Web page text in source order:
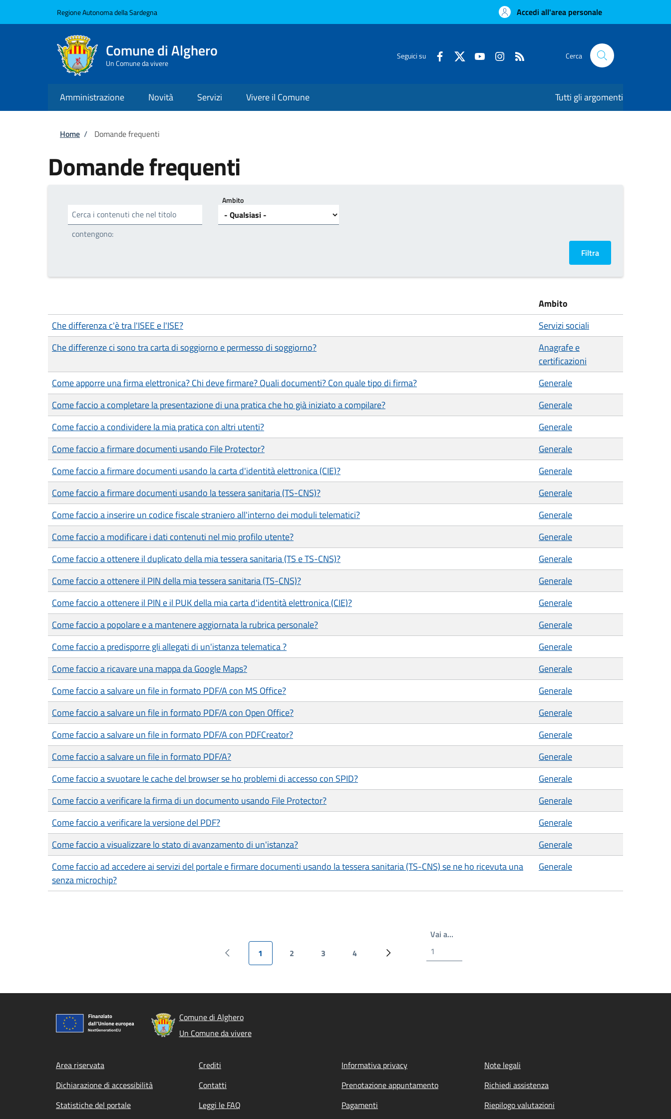
Regione Autonoma della Sardegna Accedi all'area personale
Comune di Alghero
Un Comune da vivere
Seguici su Cerca
Amministrazione Novità Servizi Vivere il Comune Tutti gli argomenti
Briciole di pane
Home / Domande frequenti
Domande frequenti
Cerca i contenuti che nel titolo
contengono:
Ambito
Ambito
Che differenza c'è tra l'ISEE e l'ISE?
Servizi sociali
Che differenze ci sono tra carta di soggiorno e permesso di soggiorno?
Anagrafe e
certificazioni
Come apporre una firma elettronica? Chi deve firmare? Quali documenti? Con quale tipo di firma?
Generale
Come faccio a completare la presentazione di una pratica che ho già iniziato a compilare?
Generale
Come faccio a condividere la mia pratica con altri utenti?
Generale
Come faccio a firmare documenti usando File Protector?
Generale
Come faccio a firmare documenti usando la carta d'identità elettronica (CIE)?
Generale
Come faccio a firmare documenti usando la tessera sanitaria (TS-CNS)?
Generale
Come faccio a inserire un codice fiscale straniero all'interno dei moduli telematici?
Generale
Come faccio a modificare i dati contenuti nel mio profilo utente?
Generale
Come faccio a ottenere il duplicato della mia tessera sanitaria (TS e TS-CNS)?
Generale
Come faccio a ottenere il PIN della mia tessera sanitaria (TS-CNS)?
Generale
Come faccio a ottenere il PIN e il PUK della mia carta d'identità elettronica (CIE)?
Generale
Come faccio a popolare e a mantenere aggiornata la rubrica personale?
Generale
Come faccio a predisporre gli allegati di un'istanza telematica ?
Generale
Come faccio a ricavare una mappa da Google Maps?
Generale
Come faccio a salvare un file in formato PDF/A con MS Office?
Generale
Come faccio a salvare un file in formato PDF/A con Open Office?
Generale
Come faccio a salvare un file in formato PDF/A con PDFCreator?
Generale
Come faccio a salvare un file in formato PDF/A?
Generale
Come faccio a svuotare le cache del browser se ho problemi di accesso con SPID?
Generale
Come faccio a verificare la firma di un documento usando File Protector?
Generale
Come faccio a verificare la versione del PDF?
Generale
Come faccio a visualizzare lo stato di avanzamento di un'istanza?
Generale
Come faccio ad accedere ai servizi del portale e firmare documenti usando la tessera sanitaria (TS-CNS) se ne ho ricevuta una
senza microchip?
Generale
Pagina precedente
Pagina attuale
1
Pagina
2
Pagina
3
Pagina
4
Prossima pagina
Vai a…Write the page number you want to go to
Comune di Alghero
Un Comune da vivere
Footer menu
Area riservata Crediti Informativa privacy
Note legali
Dichiarazione di accessibilità
Contatti Prenotazione appuntamento
Richiedi assistenza
Statistiche del portale
Leggi le FAQ Pagamenti Riepilogo valutazioni